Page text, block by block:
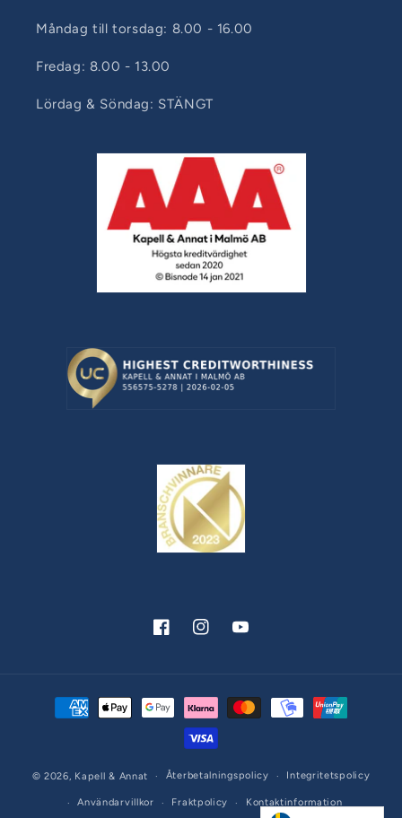
Måndag till torsdag: 8.00 - 16.00
Fredag: 8.00 - 13.00
Lördag & Söndag: STÄNGT
FacebookInstagramYouTube
Betalningsmetoder
© 2026, Kapell & Annat Återbetalningspolicy Integritetspolicy
Användarvillkor Fraktpolicy Kontaktinformation